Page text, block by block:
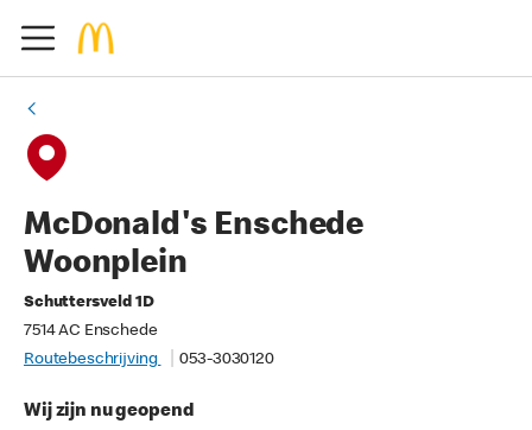
McDonald's Enschede
Woonplein
Schuttersveld 1D
7514 AC Enschede
Routebeschrijving
053-3030120
Wij zijn nu geopend